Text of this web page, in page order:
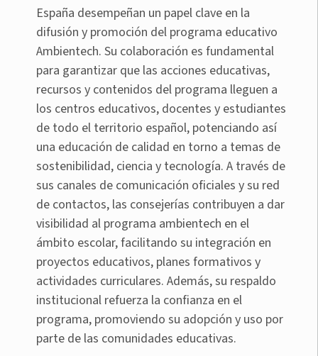
España desempeñan un papel clave en la
difusión y promoción del programa educativo
Ambientech. Su colaboración es fundamental
para garantizar que las acciones educativas,
recursos y contenidos del programa lleguen a
los centros educativos, docentes y estudiantes
de todo el territorio español, potenciando así
una educación de calidad en torno a temas de
sostenibilidad, ciencia y tecnología. A través de
sus canales de comunicación oficiales y su red
de contactos, las consejerías contribuyen a dar
visibilidad al programa ambientech en el
ámbito escolar, facilitando su integración en
proyectos educativos, planes formativos y
actividades curriculares. Además, su respaldo
institucional refuerza la confianza en el
programa, promoviendo su adopción y uso por
parte de las comunidades educativas.